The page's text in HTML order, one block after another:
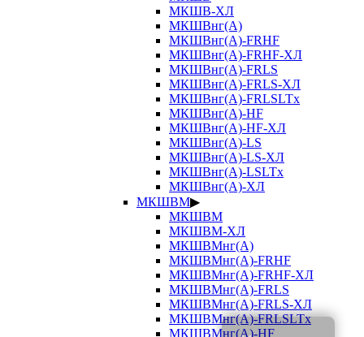
МКШВ-ХЛ
МКШВнг(А)
МКШВнг(А)-FRHF
МКШВнг(А)-FRHF-ХЛ
МКШВнг(А)-FRLS
МКШВнг(А)-FRLS-ХЛ
МКШВнг(А)-FRLSLTx
МКШВнг(А)-HF
МКШВнг(А)-HF-ХЛ
МКШВнг(А)-LS
МКШВнг(А)-LS-ХЛ
МКШВнг(А)-LSLTx
МКШВнг(А)-ХЛ
МКШВМ▶
МКШВМ
МКШВМ-ХЛ
МКШВМнг(А)
МКШВМнг(А)-FRHF
МКШВМнг(А)-FRHF-ХЛ
МКШВМнг(А)-FRLS
МКШВМнг(А)-FRLS-ХЛ
МКШВМнг(А)-FRLSLTx
МКШВМнг(А)-HF